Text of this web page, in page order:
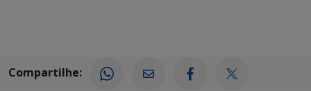
Compartilhe: